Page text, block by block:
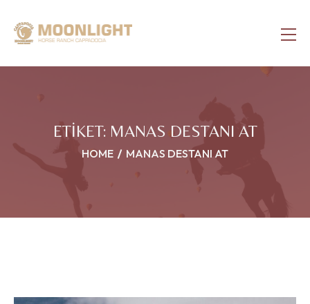
ETIKET: MANAS DESTANI AT
HOME MANAS DESTANI AT